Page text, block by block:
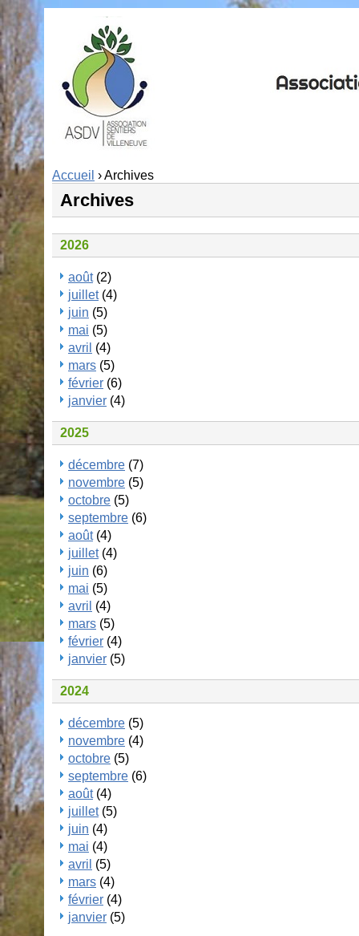
Accueil › Archives
Archives
2026
août(2)
juillet(4)
juin (5)
mai (5)
avril (4)
mars (5)
février (6)
janvier (4)
2025
décembre (7)
novembre (5)
octobre (5)
septembre (6)
août(4)
juillet(4)
juin (6)
mai (5)
avril (4)
mars (5)
février (4)
janvier (5)
2024
décembre (5)
novembre (4)
octobre (5)
septembre (6)
août(4)
juillet(5)
juin (4)
mai (4)
avril (5)
mars (4)
février (4)
janvier (5)